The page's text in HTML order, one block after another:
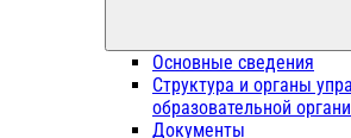
Основные сведения
Структура и органы
образовательной
Документы